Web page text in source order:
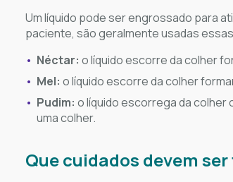
Um líquido pode ser engrossado para
paciente, são geralmente usadas
Néctar: o líquido escorre da colher
Mel: o líquido escorre da colher
Pudim: o líquido escorrega da colher
uma colher.
Que cuidados devem